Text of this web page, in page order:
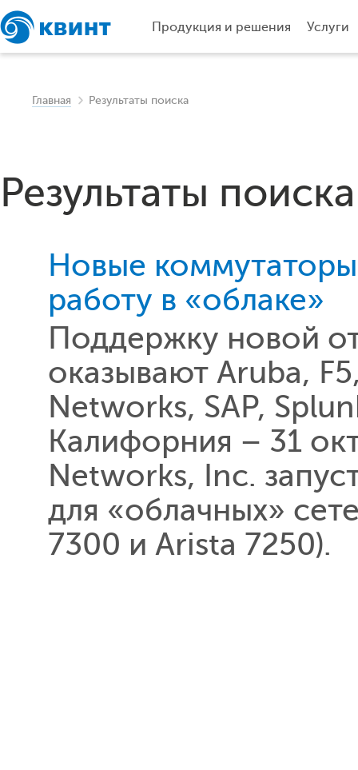
Продукция и решения Услуги
Главная Результаты поиска
Результаты
Новые
работу в «облаке»
Поддержку новой
оказывают Aruba,
Networks, SAP,
Калифорния – 31
Networks, Inc.
для «облачных»
7300 и Arista 7250).